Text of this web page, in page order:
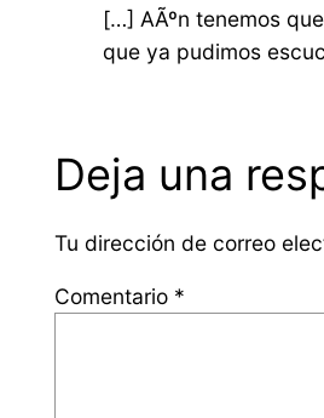
[…] AÃºn tenemos
que ya pudimos
Deja una
Tu dirección de correo
Comentario *